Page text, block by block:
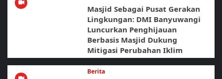
Masjid Sebagai Pusat Gerakan
Lingkungan: DMI Banyuwangi
Luncurkan Penghijauan
Berbasis Masjid Dukung
Mitigasi Perubahan Iklim
Berita